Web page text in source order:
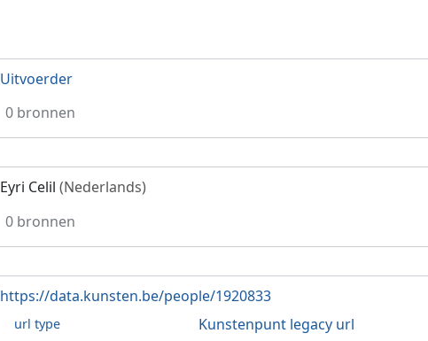
Uitvoerder
0 bronnen
Eyri Celil (Nederlands)
0 bronnen
https://data.kunsten.be/people/1920833
url type Kunstenpunt legacy url